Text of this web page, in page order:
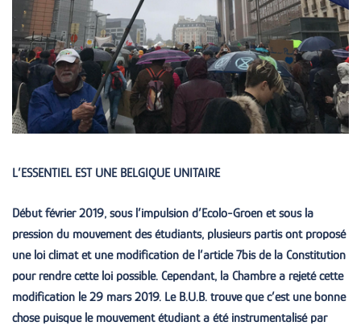
L’ESSENTIEL EST UNE BELGIQUE UNITAIRE
Début février 2019, sous l’impulsion d’Ecolo-Groen et sous la
pression du mouvement des étudiants, plusieurs partis ont proposé
une loi climat et une modification de l’article 7bis de la Constitution
pour rendre cette loi possible. Cependant, la Chambre a rejeté cette
modification le 29 mars 2019. Le B.U.B. trouve que c’est une bonne
chose puisque le mouvement étudiant a été instrumentalisé par